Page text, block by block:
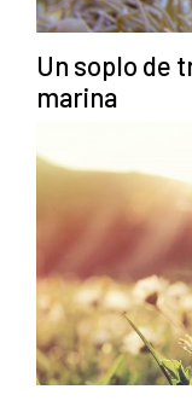
Un soplo de
marina